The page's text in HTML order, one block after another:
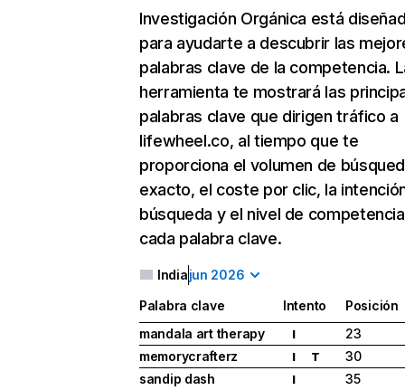
Investigación Orgánica está
para ayudarte a descubrir las
palabras clave de la competencia.
herramienta te mostrará las
palabras clave que dirigen tráfico a
lifewheel.co, al tiempo que te
proporciona el volumen de
exacto, el coste por clic, la
búsqueda y el nivel de
cada palabra clave.
Indiajun 2026
Palabra clave Intento
Posición
mandala art therapy
I
23
memorycrafterz
I T
30
sandip dash
I 35